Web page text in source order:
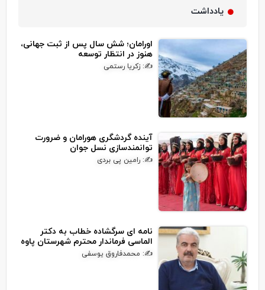
یادداشت
اورامان؛ شش سال پس از ثبت جهانی،
هنوز در انتظار توسعه
✍: زکریا رستمی
آینده گردشگری هورامان و ضرورت
توانمندسازی نسل جوان
✍: رامین پی بردی
نامه ای سرگشاده خطاب به دکتر
الماسی فرماندار محترم شهرستان پاوه
✍: محمدفاروق یوسفی